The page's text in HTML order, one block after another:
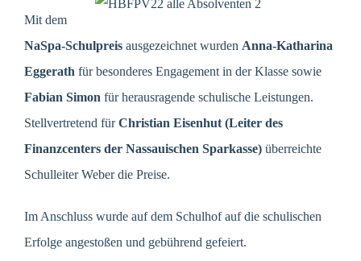
Mit dem
NaSpa-Schulpreis ausgezeichnet wurden Anna-Katharina
Eggerath für besonderes Engagement in der Klasse sowie
Fabian Simon für herausragende schulische Leistungen.
Stellvertretend fürChristian Eisenhut (Leiter des
Finanzcenters der Nassauischen Sparkasse) überreichte
Schulleiter Weber die Preise.
Im Anschluss wurde auf dem Schulhof auf die schulischen
Erfolge angestoßen und gebührend gefeiert.